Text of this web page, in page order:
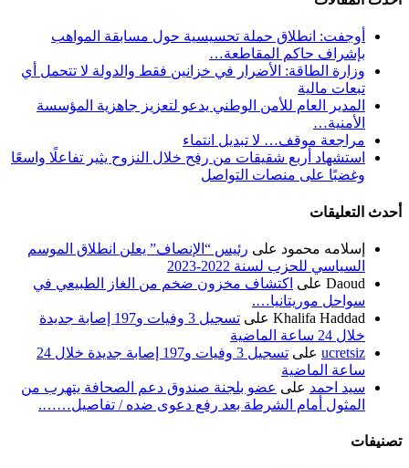
أوجفت: انطلاق حملة تحسيسية حول مسابقة المواهب
بإشراف حاكم المقاطعة…
وزارة الطاقة: الأضرار في خزانين فقط والدولة لا تتحمل أي
تبعات مالية
المدير العام للأمن الوطني يدعو لتعزيز جاهزية المؤسسة
الأمنية…
مراجعة موقف… لا تبديل انتماء
استشهاد أربع شقيقات من رفح خلال النزوح يثير تفاعلًا واسعًا
وغضبًا على منصات التواصل
أحدث التعليقات
إسلامه محمود على رئيس “الإنصاف” يعلن انطلاق الموسم
السياسي للحزب لسنة 2022-2023
Daoud على اكتشاف مخزون ضخم من الغاز الطبيعي في
سواحل موريتانيا….
Khalifa Haddad على
تسجيل 3 وفيات و197 إصابة جديدة
خلال 24 ساعة الماضية
ucretsiz على
تسجيل 3 وفيات و197 إصابة جديدة خلال 24
ساعة الماضية
سيد احمد على عضو بلجنة صندوق دعم الصحافة يتهرب من
المثول أمام الشرطة بعد رفع دعوى ضده / تفاصيل…….
تصنيفات